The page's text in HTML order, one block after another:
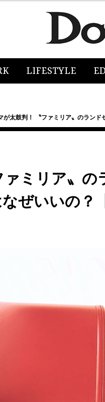
LIFESTYLE
が太鼓判！ 〝ファミリア〟のランド
ミリア〟の
ぜいいの？